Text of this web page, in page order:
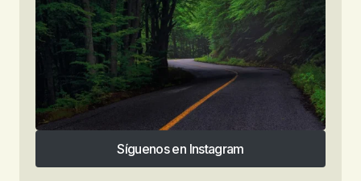
Síguenos en Instagram
Síguenos en Instagram